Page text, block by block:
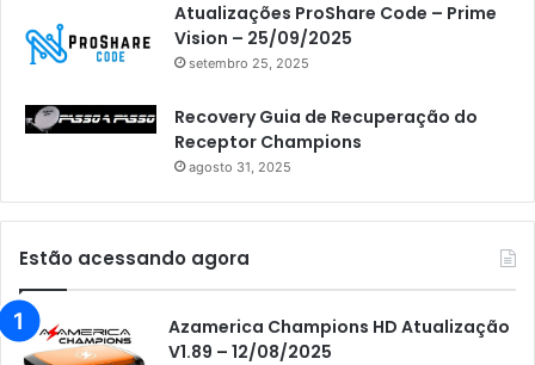
Atualizações ProShare Code – Prime
Vision – 25/09/2025
setembro 25, 2025
Recovery Guia de Recuperação do
Receptor Champions
agosto 31, 2025
Estão acessando agora
Azamerica Champions HD Atualização
V1.89 – 12/08/2025